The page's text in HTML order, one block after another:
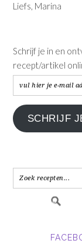
Liefs, Marina
Schrijf je in en
recept/artikel
vul
hier
je
e-
in.....
SCHRIJF